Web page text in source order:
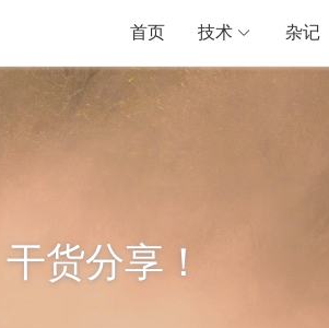
首页 技术 杂记
货分享！